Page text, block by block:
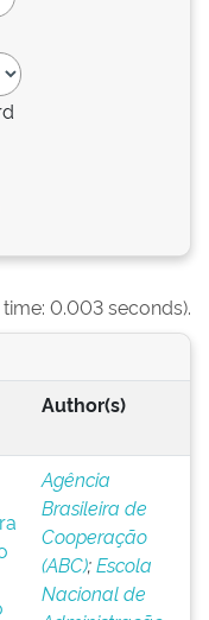
time: 0.003 seconds).
Author(s)
Agência
Brasileira de
Cooperação
(ABC);Escola
Nacional de